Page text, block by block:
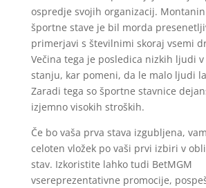
ospredje svojih organizacij.
športne stave je bil morda
primerjavi s številnimi skoraj vsemi
Večina tega je posledica nizkih ljudi
stanju, kar pomeni, da le malo ljudi
Zaradi tega so športne stavnice
izjemno visokih stroških.
Če bo vaša prva stava izgubljena,
celoten vložek po vaši prvi izbiri v
stav. Izkoristite lahko tudi BetMGM
vsereprezentativne promocije,